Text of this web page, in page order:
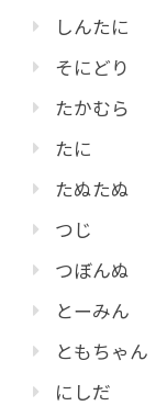
しんたに
そにどり
たかむら
たに
たぬたぬ
つじ
つぼんぬ
とーみん
ともちゃん
にしだ